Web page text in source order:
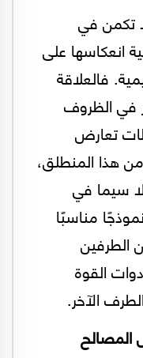
تكمن في
انعكاسها على
فالعلاقة
في الظروف
تعارض
هذا المنطلق،
عام 2026، ولا سيما في
نموذجًا مناسبًا
الطرفين
القوة
الآخر.
المصالح